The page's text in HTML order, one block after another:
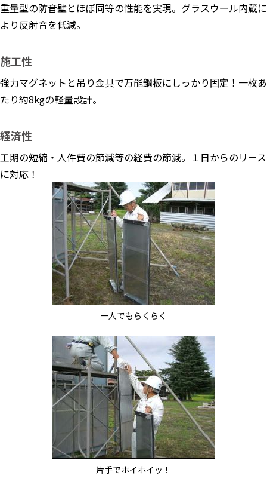
重量型の防音壁とほぼ同等の性能を実現。グラスウール内蔵に
より反射音を低減。
施工性
強力マグネットと吊り金具で万能鋼板にしっかり固定！一枚あ
たり約8kgの軽量設計。
経済性
工期の短縮・人件費の節減等の経費の節減。１日からのリース
に対応！
一人でもらくらく
片手でホイホイッ！